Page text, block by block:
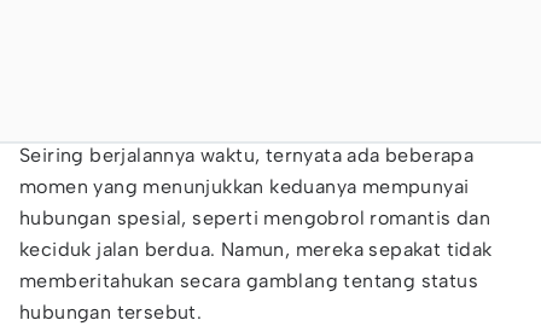
Seiring berjalannya waktu, ternyata ada beberapa
momen yang menunjukkan keduanya mempunyai
hubungan spesial, seperti mengobrol romantis dan
keciduk jalan berdua. Namun, mereka sepakat tidak
memberitahukan secara gamblang tentang status
hubungan tersebut.